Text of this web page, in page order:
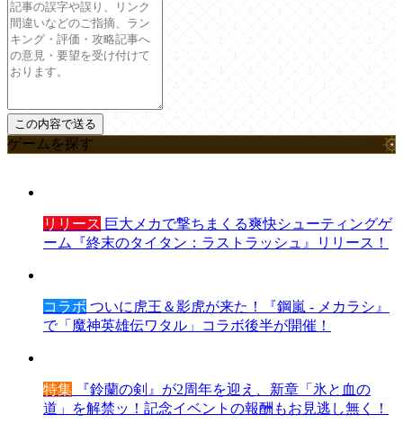
ゲームを探す
リリース 巨大メカで撃ちまくる爽快シューティングゲ
ーム『終末のタイタン：ラストラッシュ』リリース！
コラボ ついに虎王＆影虎が来た！『鋼嵐 - メカラシ』
で「魔神英雄伝ワタル」コラボ後半が開催！
特集 『鈴蘭の剣』が2周年を迎え、新章「氷と血の
道」を解禁ッ！記念イベントの報酬もお見逃し無く！